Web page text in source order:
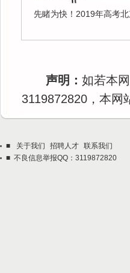
先睹为快！2019年高考
声明： 如若本
3119872820，本网
■ 关于我们 招聘人才 联系我们
■ 不良信息举报QQ：3119872820